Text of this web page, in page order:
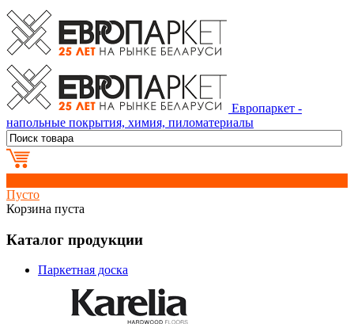
Европаркет -
напольные покрытия, химия, пиломатериалы
Пусто
Корзина пуста
Каталог продукции
Паркетная доска